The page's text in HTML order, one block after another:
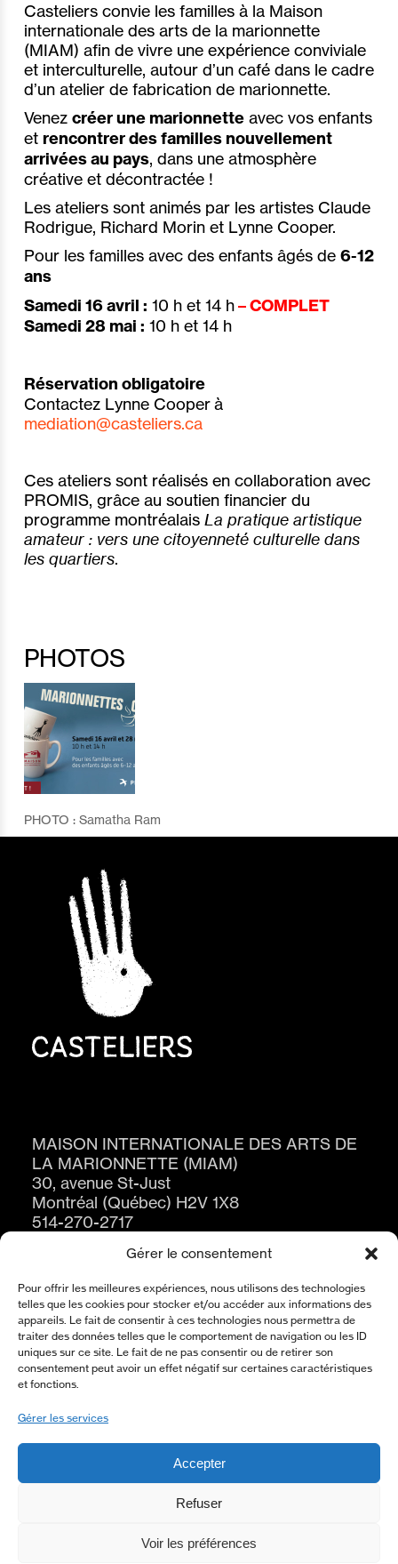
Gérer le consentement
Pour offrir les meilleures expériences, nous utilisons des technologies
telles que les cookies pour stocker et/ou accéder aux informations des
appareils. Le fait de consentir à ces technologies nous permettra de
traiter des données telles que le comportement de navigation ou les ID
uniques sur ce site. Le fait de ne pas consentir ou de retirer son
consentement peut avoir un effet négatif sur certaines caractéristiques
et fonctions.
Gérer les services
Accepter
Refuser
Voir les préférences
Casteliers convie les familles à la Maison
internationale des arts de la marionnette
(MIAM) afin de vivre une expérience conviviale
et interculturelle, autour d’un café dans le cadre
d’un atelier de fabrication de marionnette.
Venez créer une marionnette avec vos enfants
et rencontrer des familles nouvellement
arrivées au pays, dans une atmosphère
créative et décontractée !
Les ateliers sont animés par les artistes Claude
Rodrigue, Richard Morin et Lynne Cooper.
Pour les familles avec des enfants âgés de 6-12
ans
Samedi 16 avril : 10 h et 14 h– COMPLET
Samedi 28 mai : 10 h et 14 h
Réservation obligatoire
Contactez Lynne Cooper à
mediation@casteliers.ca
Ces ateliers sont réalisés en collaboration avec
PROMIS, grâce au soutien financier du
programme montréalais La pratique artistique
amateur : vers une citoyenneté culturelle dans
les quartiers.
PHOTOS
PHOTO : Samatha Ram
MAISON INTERNATIONALE DES ARTS DE
LA MARIONNETTE (MIAM)
30, avenue St-Just
Montréal (Québec) H2V 1X8
514-270-2717
ABONNEZ-VOUS À L’INFOLETTRE
S'ABONNER
POLITIQUE DE CONFIDENTIALITÉ
NOUS JOINDRE